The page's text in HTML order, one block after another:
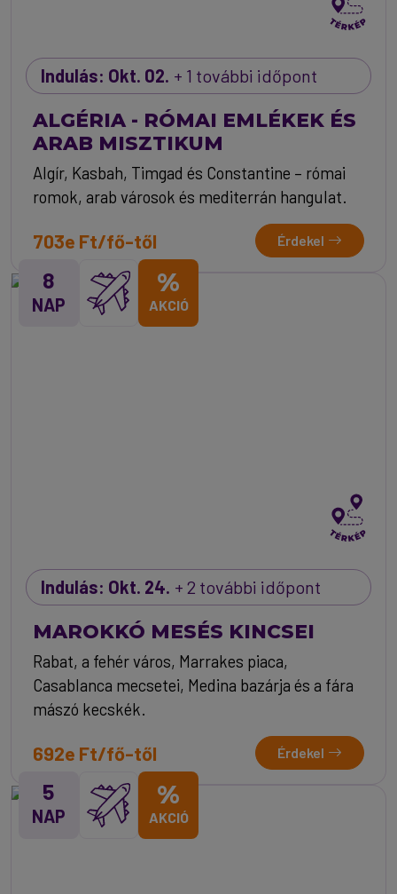
Indulás: Okt. 02. + 1 további időpont
ALGÉRIA - RÓMAI EMLÉKEK ÉS
ARAB MISZTIKUM
Algír, Kasbah, Timgad és Constantine – római
romok, arab városok és mediterrán hangulat.
703e Ft/fő-től Érdekel
8
NAP
%
AKCIÓ
Indulás: Okt. 24. + 2 további időpont
MAROKKÓ MESÉS KINCSEI
Rabat, a fehér város, Marrakes piaca,
Casablanca mecsetei, Medina bazárja és a fára
mászó kecskék.
692e Ft/fő-től Érdekel
5
NAP
%
AKCIÓ